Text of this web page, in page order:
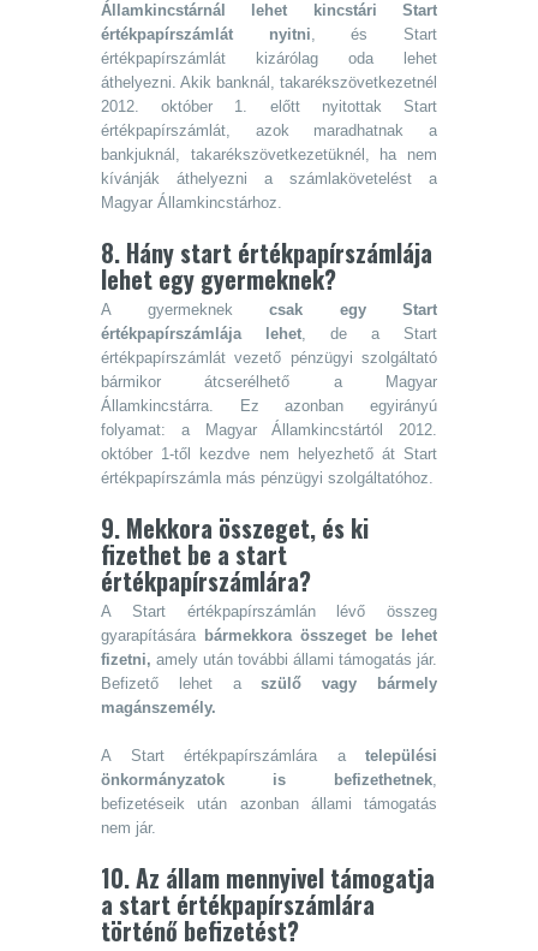
Államkincstárnál lehet kincstári Start
értékpapírszámlát nyitni, és Start
értékpapírszámlát kizárólag oda lehet
áthelyezni. Akik banknál, takarékszövetkezetnél
2012. október 1. előtt nyitottak Start
értékpapírszámlát, azok maradhatnak a
bankjuknál, takarékszövetkezetüknél, ha nem
kívánják áthelyezni a számlakövetelést a
Magyar Államkincstárhoz.
8. Hány start értékpapírszámlája
lehet egy gyermeknek?
A gyermeknek csak egy Start
értékpapírszámlája lehet, de a Start
értékpapírszámlát vezető pénzügyi szolgáltató
bármikor átcserélhető a Magyar
Államkincstárra. Ez azonban egyirányú
folyamat: a Magyar Államkincstártól 2012.
október 1-től kezdve nem helyezhető át Start
értékpapírszámla más pénzügyi szolgáltatóhoz.
9. Mekkora összeget, és ki
fizethet be a start
értékpapírszámlára?
A Start értékpapírszámlán lévő összeg
gyarapítására bármekkora összeget be lehet
fizetni, amely után további állami támogatás jár.
Befizető lehet aszülő vagy bármely
magánszemély.
A Start értékpapírszámlára atelepülési
önkormányzatok is befizethetnek,
befizetéseik után azonban állami támogatás
nem jár.
10. Az állam mennyivel támogatja
a start értékpapírszámlára
történő befizetést?